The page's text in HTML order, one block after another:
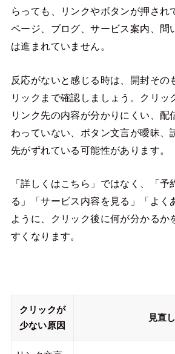
らっても、リンクやボタンが押され
ページ、ブログ、サービス案内、問
は進まれていません。
反応がないと感じる時は、開封その
リックまで確認しましょう。クリッ
リンク先の内容が分かりにくい、配
わっていない、ボタン文言が曖昧、
先がずれている可能性があります。
「詳しくはこちら」ではなく、「予
る」「サービス内容を見る」「よく
ように、クリック後に何が分かるか
すくなります。
クリックが
少ない原因
見直